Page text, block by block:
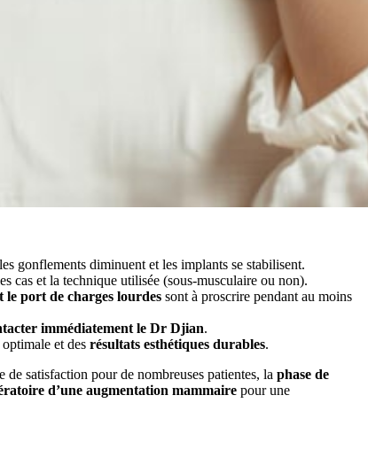
gonflements diminuent et les implants se stabilisent.
cas et la technique utilisée (sous-musculaire ou non).
le port de charges lourdes sont à proscrire pendant au moins
immédiatement le Dr Djian.
et des résultats esthétiques durables.
satisfaction pour de nombreuses patientes, la phase de
d’une augmentation mammaire pour une